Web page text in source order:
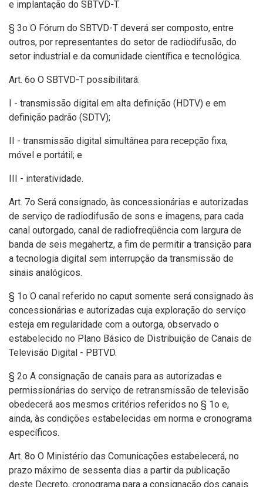
e implantação do SBTVD-T.
§ 3o O Fórum do SBTVD-T deverá ser composto, entre
outros, por representantes do setor de radiodifusão, do
setor industrial e da comunidade científica e tecnológica.
Art. 6o O SBTVD-T possibilitará:
I - transmissão digital em alta definição (HDTV) e em
definição padrão (SDTV);
II - transmissão digital simultânea para recepção fixa,
móvel e portátil; e
III - interatividade.
Art. 7o Será consignado, às concessionárias e autorizadas
de serviço de radiodifusão de sons e imagens, para cada
canal outorgado, canal de radiofreqüência com largura de
banda de seis megahertz, a fim de permitir a transição para
a tecnologia digital sem interrupção da transmissão de
sinais analógicos.
§ 1o O canal referido no caput somente será consignado às
concessionárias e autorizadas cuja exploração do serviço
esteja em regularidade com a outorga, observado o
estabelecido no Plano Básico de Distribuição de Canais de
Televisão Digital - PBTVD.
§ 2o A consignação de canais para as autorizadas e
permissionárias do serviço de retransmissão de televisão
obedecerá aos mesmos critérios referidos no § 1o e,
ainda, às condições estabelecidas em norma e cronograma
específicos.
Art. 8o O Ministério das Comunicações estabelecerá, no
prazo máximo de sessenta dias a partir da publicação
deste Decreto, cronograma para a consignação dos canais